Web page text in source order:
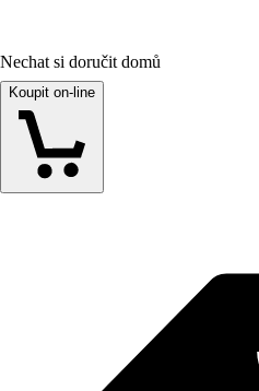
Nechat si doručit domů
Koupit on-line